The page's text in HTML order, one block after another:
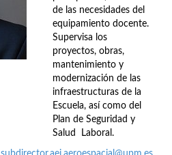
de las necesidades del
equipamiento docente.
Supervisa los
proyectos, obras,
mantenimiento y
modernización de las
infraestructuras de la
Escuela, así como del
Plan de Seguridad y
Salud Laboral.